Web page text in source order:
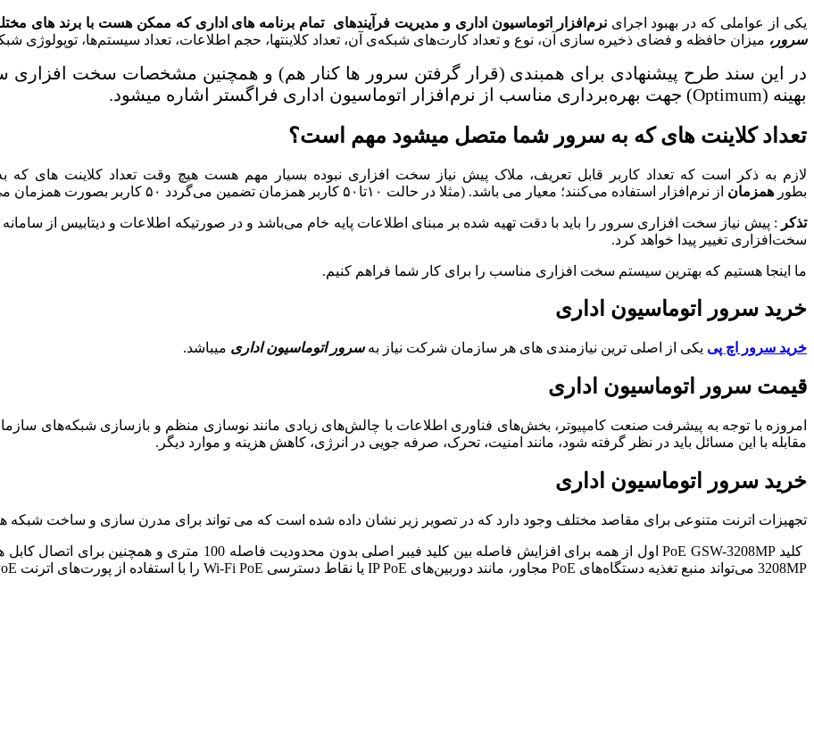
یکی از عواملی که در بهبود اجرای نرم‌افزار اتوماسیون اداری و مدیریت فرآیندهای تمام برنامه های اداری که ممکن هست با برند های
سرور، میزان حافظه و فضای ذخیره سازی آن، نوع و تعداد کارت‌های شبکه‌ی آن، تعداد کلاینت‎ها، حجم اطلاعات، تعداد سیستم‌ها، توپولوژی شبکه و مشخصات سخت افزاری شبکه و هر یک از کلاینت‎ها اشاره کرد.
بهینه (Optimum) جهت بهره‌برداری مناسب از نرم‌افزار اتوماسیون اداری فراگستر اشاره می‎شود.
تعداد کلاینت های که به سرور شما متصل میشود مهم است؟
لازم به ذکر است که تعداد کاربر قابل تعریف، ملاک پیش نیاز سخت افزاری نبوده بسیار مهم هست هیچ وقت تعداد کلاینت های
بطور همزمان از نرم‌افزار استفاده می‌کنند؛ معیار می باشد. (مثلا در حالت ۱۰تا۵۰ کاربر همزمان تضمین می‌گردد ۵۰ کاربر بصورت همزمان می‌توانند از نرم‌افزار استفاده کنند)
تذکر : پیش نیاز سخت افزاری سرور را باید با دقت تهیه شده بر مبنای اطلاعات پایه خام می‌باشد و در صورتیکه اطلاعات و دیتابیس از
سخت‌افزاری تغییر پیدا خواهد کرد.
ما اینجا هستیم که بهترین سیستم سخت افزاری مناسب را برای کار شما فراهم کنیم.
خرید سرور اتوماسیون اداری
خرید سرور اچ پی یکی از اصلی ترین نیازمندی های هر سازمان شرکت نیاز بهسرور اتوماسیون اداری میباشد.
قیمت سرور اتوماسیون اداری
امروزه با توجه به پیشرفت صنعت کامپیوتر، بخش‌های فناوری اطلاعات با چالش‌های زیادی مانند نوسازی منظم و بازسازی شبکه‌های
مقابله با این مسائل باید در نظر گرفته شود، مانند امنیت، تحرک، صرفه جویی در انرژی، کاهش هزینه و موارد دیگر.
خرید سرور اتوماسیون اداری
تجهیزات اترنت متنوعی برای مقاصد مختلف وجود دارد که در تصویر زیر نشان داده شده است که می تواند برای مدرن سازی و ساخت
کلید PoE GSW-3208MP اول از همه برای افزایش فاصله بین کلید فیبر اصلی بدون محدودیت فاصله 100 متری و همچنین برای اتصال کابل های مسی UTP استفاده می شود.
3208MP می‌تواند منبع تغذیه دستگاه‌های PoE مجاور، مانند دوربین‌های IP PoE یا نقاط دسترسی Wi-Fi PoE را با استفاده از پورت‌های اترنت PoE فراهم کند.